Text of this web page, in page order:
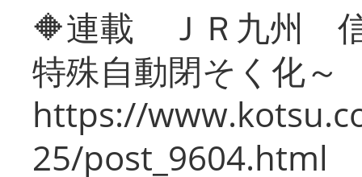
🔶連載 ＪＲ九州 信
特殊自動閉そく化～
https://
25/post_9604.html